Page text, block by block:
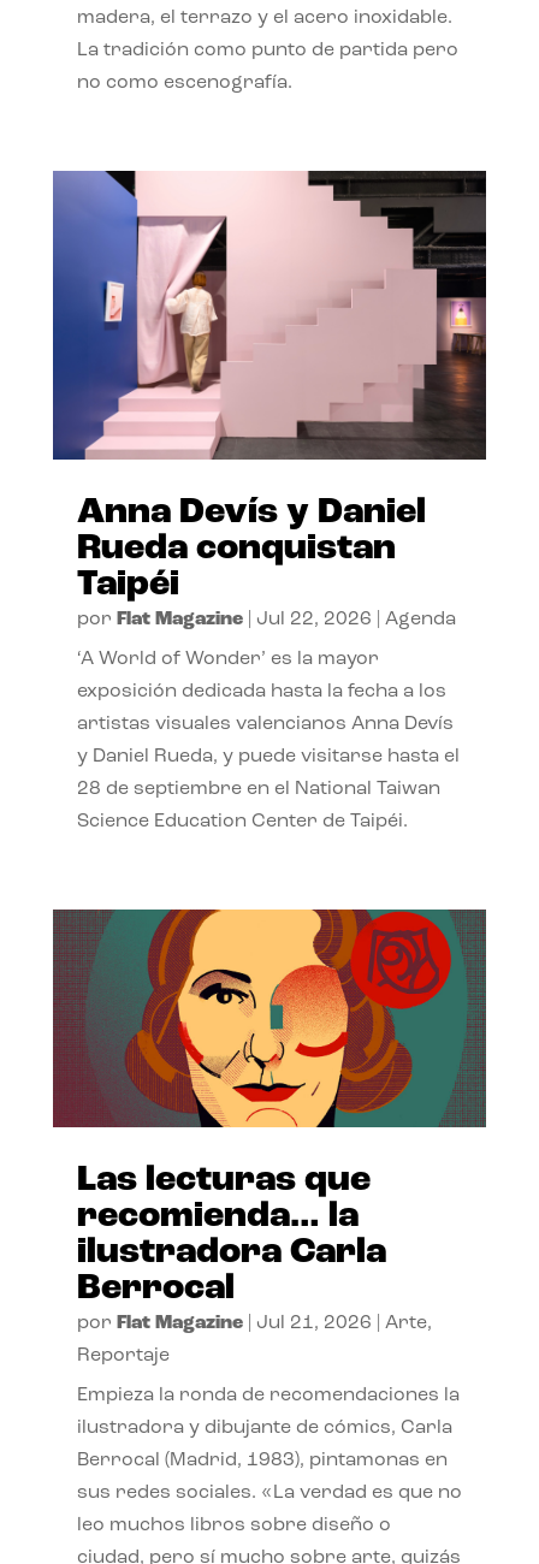
madera, el terrazo y el acero inoxidable.
La tradición como punto de partida pero
no como escenografía.
Anna Devís y Daniel
Rueda conquistan
Taipéi
por Flat Magazine| Jul 22, 2026 Agenda
‘A World of Wonder’ es la mayor
exposición dedicada hasta la fecha a los
artistas visuales valencianos Anna Devís
y Daniel Rueda, y puede visitarse hasta el
28 de septiembre en el National Taiwan
Science Education Center de Taipéi.
Las lecturas que
recomienda… la
ilustradora Carla
Berrocal
por Flat Magazine| Jul 21, 2026 Arte,
Reportaje
Empieza la ronda de recomendaciones la
ilustradora y dibujante de cómics, Carla
Berrocal (Madrid, 1983), pintamonas en
sus redes sociales. «La verdad es que no
leo muchos libros sobre diseño o
ciudad, pero sí mucho sobre arte, quizás